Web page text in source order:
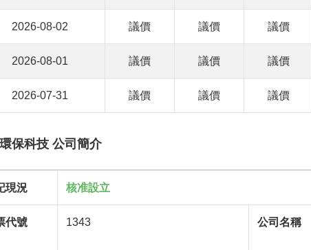
2026-08-02 議價 議價 議價
2026-08-01 議價 議價 議價
2026-07-31 議價 議價 議價
保科技 公司簡介
現況 核准設立
代號 1343 公司名稱